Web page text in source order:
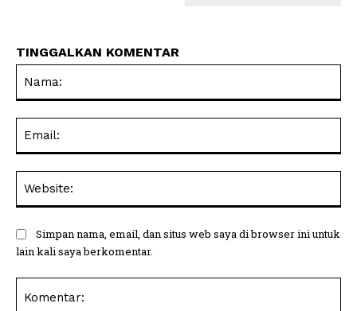
TINGGALKAN KOMENTAR
Simpan nama, email, dan situs web saya di browser ini untuk
lain kali saya berkomentar.